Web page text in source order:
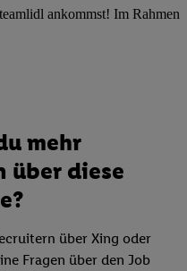
ankommst! Im Rahmen
mehr
über diese
über Xing oder
Fragen über den Job